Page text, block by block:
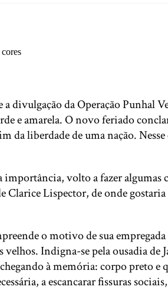
divulgação da Operação
e amarela. O novo feriado
da liberdade de uma nação.
volto a fazer
Clarice Lispector, de onde
o motivo de sua
Indigna-se pela ousadia
à memória: corpo preto e
a escancarar fissuras